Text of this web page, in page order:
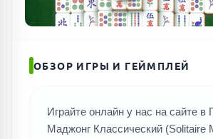
ОБЗОР ИГРЫ И ГЕЙМПЛЕЙ
Играйте онлайн у нас на сайте в
Маджонг Классический (Solitaire